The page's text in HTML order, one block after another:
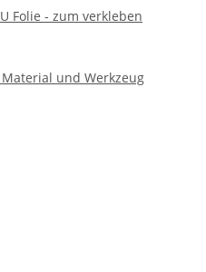
Folie - zum verkleben